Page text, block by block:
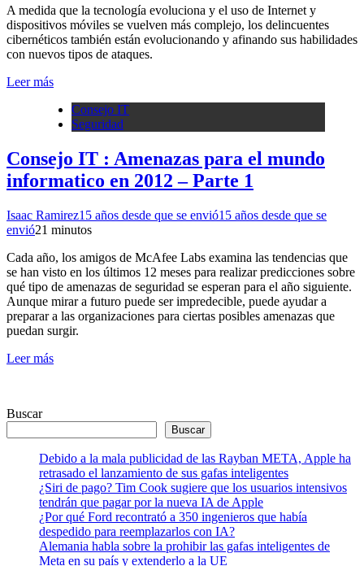
A medida que la tecnología evoluciona y el uso de Internet y
dispositivos móviles se vuelven más complejo, los delincuentes
cibernéticos también están evolucionando y afinando sus habilidades
con nuevos tipos de ataques.
Leer más
Consejo IT
Seguridad
Consejo IT : Amenazas para el mundo
informatico en 2012 – Parte 1
Isaac Ramirez15 años desde que se envió15 años desde que se
envió21 minutos
Cada año, los amigos de McAfee Labs examina las tendencias que
se han visto en los últimos 12 meses para realizar predicciones sobre
qué tipo de amenazas de seguridad se esperan para el año siguiente.
Aunque mirar a futuro puede ser impredecible, puede ayudar a
preparar a las organizaciones para ciertas posibles amenazas que
puedan surgir.
Leer más
Buscar
Buscar
Debido a la mala publicidad de las Rayban META, Apple ha
retrasado el lanzamiento de sus gafas inteligentes
¿Siri de pago? Tim Cook sugiere que los usuarios intensivos
tendrán que pagar por la nueva IA de Apple
¿Por qué Ford recontrató a 350 ingenieros que había
despedido para reemplazarlos con IA?
Alemania habla sobre la prohibir las gafas inteligentes de
Meta en su país y extenderlo a la UE